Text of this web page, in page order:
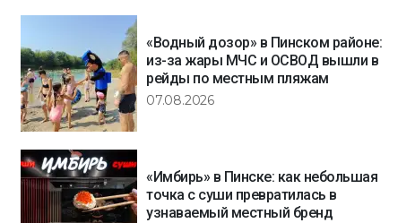
«Водный дозор» в Пинском районе:
из-за жары МЧС и ОСВОД вышли в
рейды по местным пляжам
07.08.2026
«Имбирь» в Пинске: как небольшая
точка с суши превратилась в
узнаваемый местный бренд